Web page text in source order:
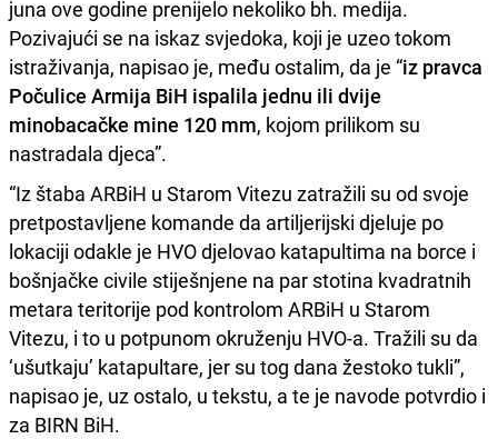
juna ove godine prenijelo nekoliko bh. medija.
Pozivajući se na iskaz svjedoka, koji je uzeo tokom
istraživanja, napisao je, među ostalim, da je “iz pravca
Počulice Armija BiH ispalila jednu ili dvije
minobacačke mine 120 mm, kojom prilikom su
nastradala djeca”.
“Iz štaba ARBiH u Starom Vitezu zatražili su od svoje
pretpostavljene komande da artiljerijski djeluje po
lokaciji odakle je HVO djelovao katapultima na borce i
bošnjačke civile stiješnjene na par stotina kvadratnih
metara teritorije pod kontrolom ARBiH u Starom
Vitezu, i to u potpunom okruženju HVO-a. Tražili su da
‘ušutkaju’ katapultare, jer su tog dana žestoko tukli”,
napisao je, uz ostalo, u tekstu, a te je navode potvrdio i
za BIRN BiH.